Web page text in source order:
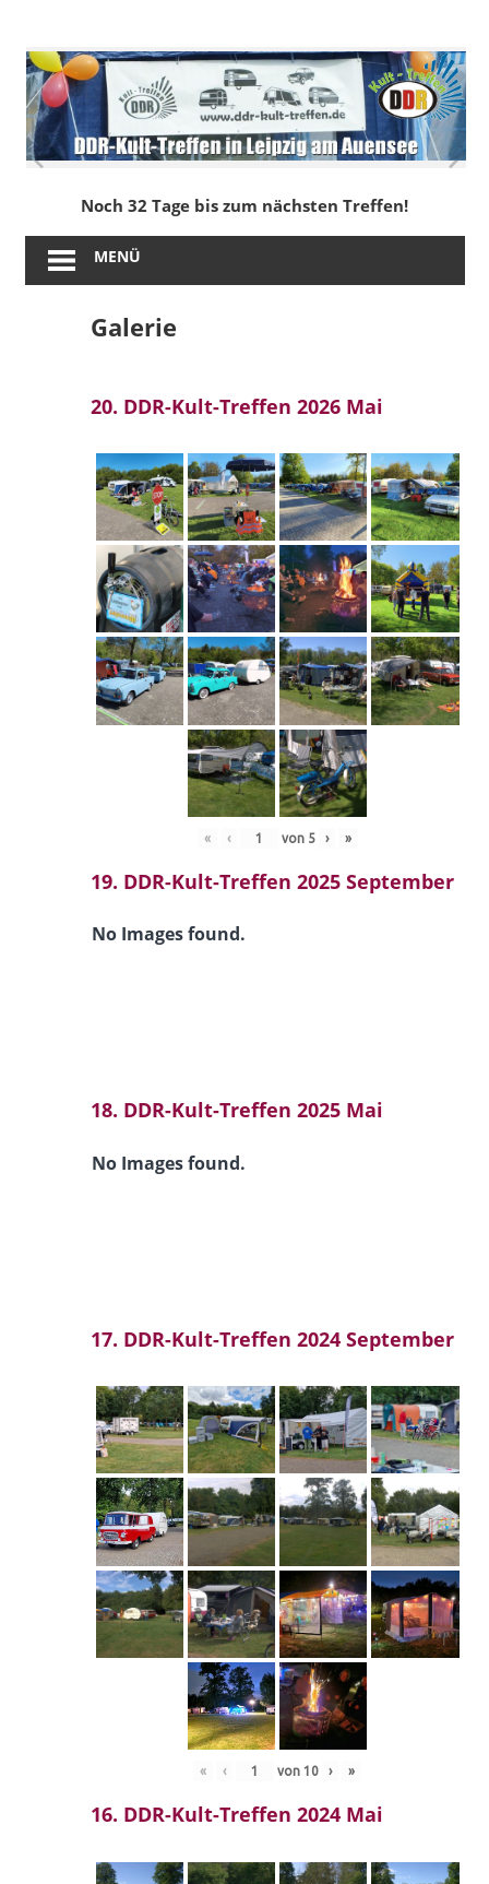
springen
DDR-
Kult-
Treffen
in
Leipzig
am
Noch 32 Tage bis zum nächsten Treffen!
MENÜ
Galerie
20. DDR-Kult-Treffen 2026 Mai
« ‹ von 5 › »
19. DDR-Kult-Treffen 2025 September
No Images found.
18. DDR-Kult-Treffen 2025 Mai
No Images found.
17. DDR-Kult-Treffen 2024 September
« ‹ von 10 › »
16. DDR-Kult-Treffen 2024 Mai